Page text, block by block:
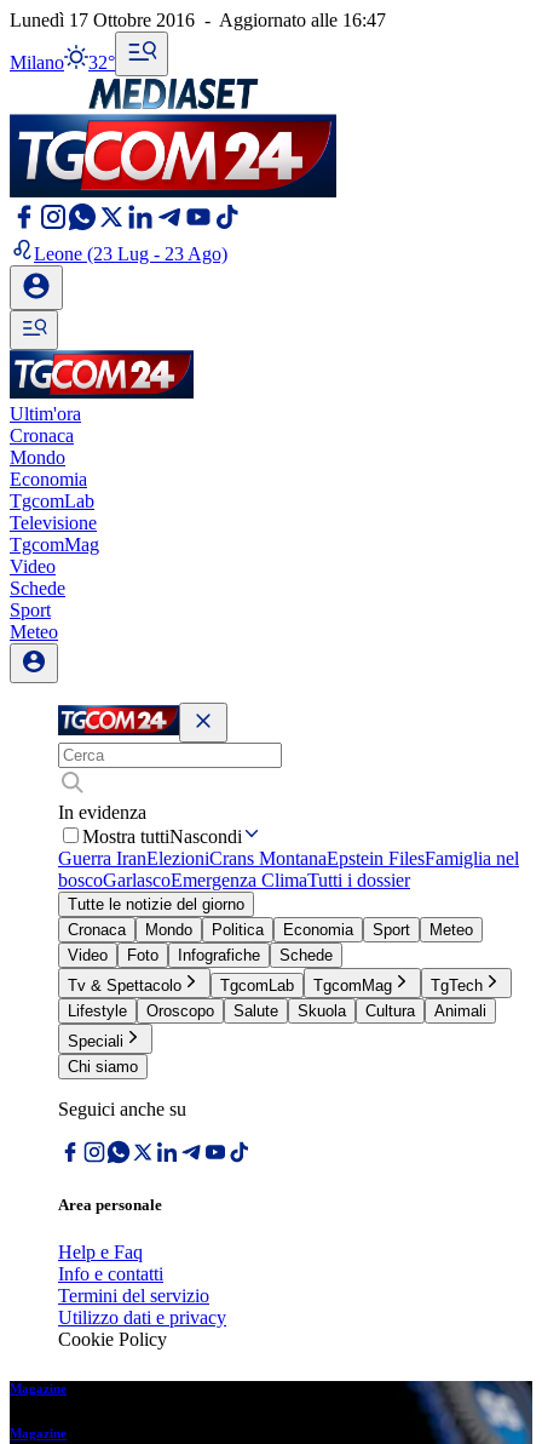
Lunedì 17 Ottobre 2016 - Aggiornato alle 16:47
Milano 32°
Leone (23 Lug - 23 Ago)
Ultim'ora
Cronaca
Mondo
Economia
TgcomLab
Televisione
TgcomMag
Video
Schede
Sport
Meteo
In evidenza
Mostra tuttiNascondi
Guerra IranElezioniCrans MontanaEpstein FilesFamiglia nel
boscoGarlascoEmergenza ClimaTutti i dossier
Tutte le notizie del giorno
Cronaca
Mondo Politica Economia Sport
Meteo
Video
Foto Infografiche
Schede
Tv & Spettacolo
TgcomLab TgcomMag
TgTech
Lifestyle
Oroscopo Salute Skuola Cultura
Animali
Speciali
Chi siamo
Seguici anche su
Area personale
Help e Faq
Info e contatti
Termini del servizio
Utilizzo dati e privacy
Cookie Policy
Magazine
Magazine